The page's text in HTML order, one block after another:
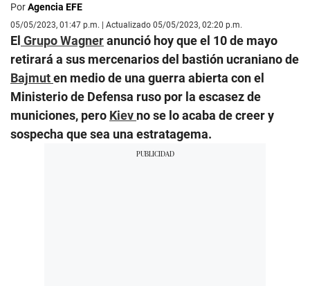
PorAgencia EFE
05/05/2023, 01:47 p.m. | Actualizado 05/05/2023, 02:20 p.m.
El Grupo Wagneranunció hoy que el 10 de mayo
retirará a sus mercenarios del bastión ucraniano de
Bajmuten medio de una guerra abierta con el
Ministerio de Defensa ruso por la escasez de
municiones, pero Kiev no se lo acaba de creer y
sospecha que sea una estratagema.